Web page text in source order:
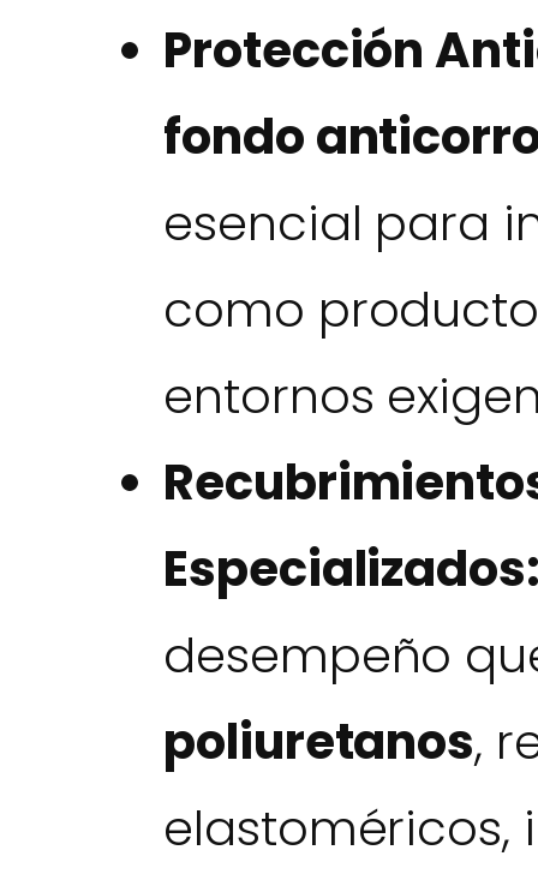
Protección
fondo
esencial para
como
entornos
desempeño
poliuretanos,
elastoméricos,